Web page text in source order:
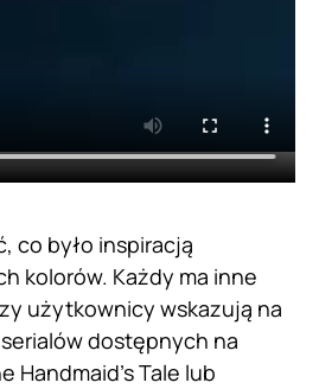
co było inspiracją
kolorów. Każdy ma inne
użytkownicy wskazują na
dostępnych na
Handmaid’s Tale lub